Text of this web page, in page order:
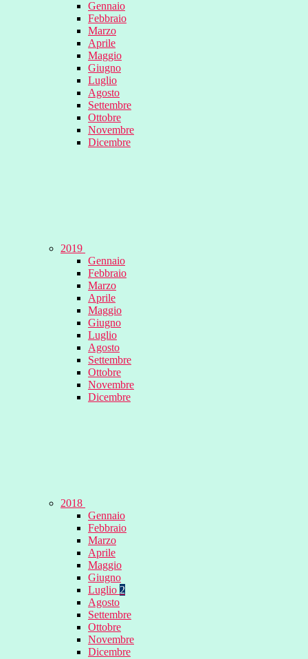
Gennaio
Febbraio
Marzo
Aprile
Maggio
Giugno
Luglio
Agosto
Settembre
Ottobre
Novembre
Dicembre
2019
Gennaio
Febbraio
Marzo
Aprile
Maggio
Giugno
Luglio
Agosto
Settembre
Ottobre
Novembre
Dicembre
2018
Gennaio
Febbraio
Marzo
Aprile
Maggio
Giugno
Luglio 2
Agosto
Settembre
Ottobre
Novembre
Dicembre